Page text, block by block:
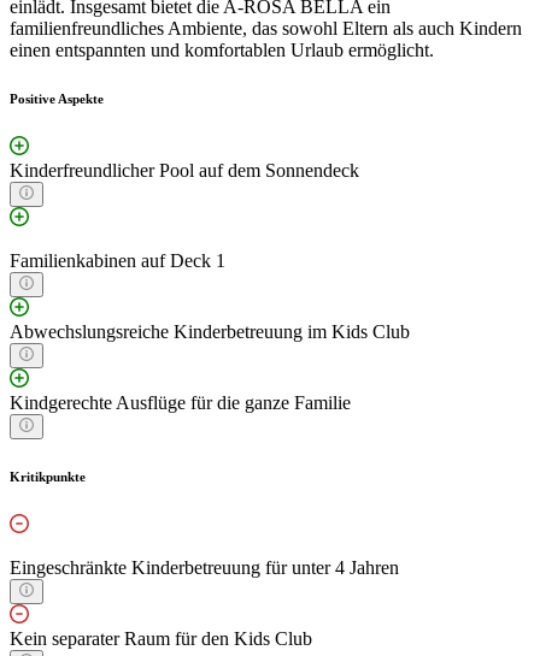
einlädt. Insgesamt bietet die A-ROSA BELLA ein
familienfreundliches Ambiente, das sowohl Eltern als auch Kindern
einen entspannten und komfortablen Urlaub ermöglicht.
Positive Aspekte
Kinderfreundlicher Pool auf dem Sonnendeck
Familienkabinen auf Deck 1
Abwechslungsreiche Kinderbetreuung im Kids Club
Kindgerechte Ausflüge für die ganze Familie
Kritikpunkte
Eingeschränkte Kinderbetreuung für unter 4 Jahren
Kein separater Raum für den Kids Club